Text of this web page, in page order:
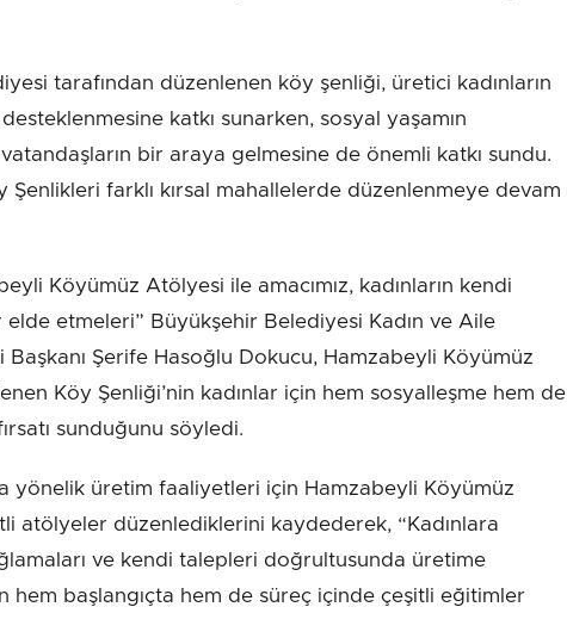
tarafından düzenlenen köy şenliği, üretici kadınların
katkı sunarken, sosyal yaşamın
bir araya gelmesine de önemli katkı sundu.
Şenlikleri farklı kırsal mahallelerde düzenlenmeye devam
Köyümüz Atölyesi ile amacımız, kadınların kendi
etmeleri” Büyükşehir Belediyesi Kadın ve Aile
Başkanı Şerife Hasoğlu Dokucu, Hamzabeyli Köyümüz
Köy Şenliği’nin kadınlar için hem sosyalleşme hem de
sunduğunu söyledi.
yönelik üretim faaliyetleri için Hamzabeyli Köyümüz
atölyeler düzenlediklerini kaydederek, “Kadınlara
ve kendi talepleri doğrultusunda üretime
hem başlangıçta hem de süreç içinde çeşitli eğitimler